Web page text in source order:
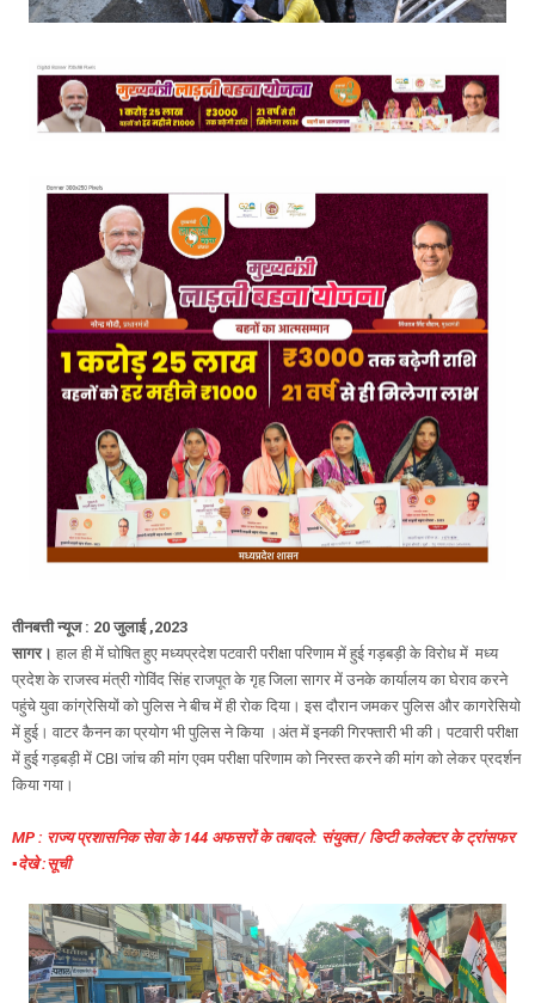
तीनबत्ती न्यूज : 20 जुलाई ,2023
सागर। हाल ही में घोषित हुए मध्यप्रदेश पटवारी परीक्षा परिणाम में हुई गड़बड़ी के विरोध में मध्य
प्रदेश के राजस्व मंत्री गोविंद सिंह राजपूत के गृह जिला सागर में उनके कार्यालय का घेराव करने
पहुंचे युवा कांग्रेसियों को पुलिस ने बीच में ही रोक दिया। इस दौरान जमकर पुलिस और कागरेसियो
में हुई। वाटर कैनन का प्रयोग भी पुलिस ने किया ।अंत में इनकी गिरफ्तारी भी की। पटवारी परीक्षा
में हुई गड़बड़ी में CBI जांच की मांग एवम परीक्षा परिणाम को निरस्त करने की मांग को लेकर प्रदर्शन
किया गया।
MP : राज्य प्रशासनिक सेवा के 144 अफसरों के तबादले: संयुक्त / डिप्टी कलेक्टर के ट्रांसफर
▪️देखे :सूची